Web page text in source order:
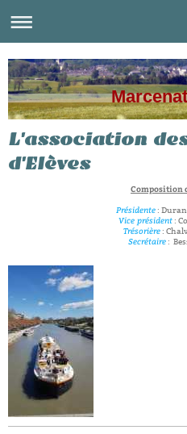
L'association
d'Elèves
Composition
Présidente :
Vice président:
Trésorière :
Secrétaire: